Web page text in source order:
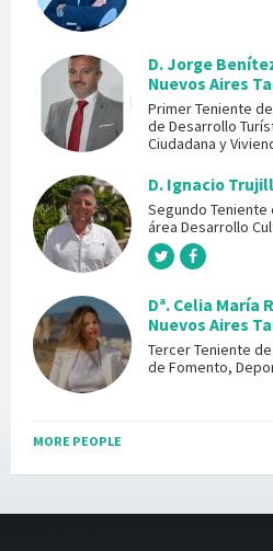
D. Jorge
Nuevos Aires
Primer Teniente
de Desarrollo
Ciudadana y
D. Ignacio
Segundo
área Desarrollo
Dª. Celia María
Nuevos Aires
Tercer Teniente
de Fomento,
MORE PEOPLE